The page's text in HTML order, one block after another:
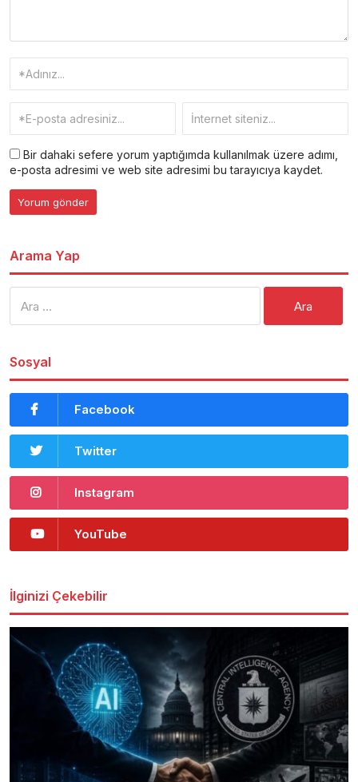
Bir dahaki sefere yorum yaptığımda kullanılmak üzere adımı,
e-posta adresimi ve web site adresimi bu tarayıcıya kaydet.
Arama Yap
Sosyal
Facebook
Twitter
Instagram
YouTube
İlginizi Çekebilir